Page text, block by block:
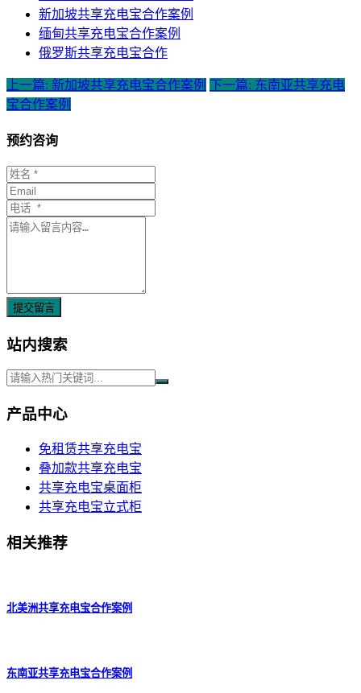
新加坡共享充电宝合作案例
缅甸共享充电宝合作案例
俄罗斯共享充电宝合作
上一篇: 新加坡共享充电宝合作案例 下一篇: 东南亚共享充电
宝合作案例
预约咨询
提交留言
站内搜索
产品中心
免租赁共享充电宝
叠加款共享充电宝
共享充电宝桌面柜
共享充电宝立式柜
相关推荐
北美洲共享充电宝合作案例
东南亚共享充电宝合作案例